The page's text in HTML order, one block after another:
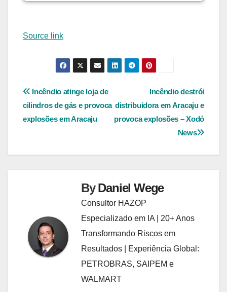
Source link
Navegação
de
Incêndio destrói
distribuidora em Aracaju e
provoca explosões – Xodó
News
Incêndio atinge loja de
cilindros de gás e provoca
explosões em Aracaju
ByDaniel Wege
Consultor HAZOP
Especializado em IA | 20+ Anos
Transformando Riscos em
Resultados | Experiência Global:
PETROBRAS, SAIPEM e
WALMART